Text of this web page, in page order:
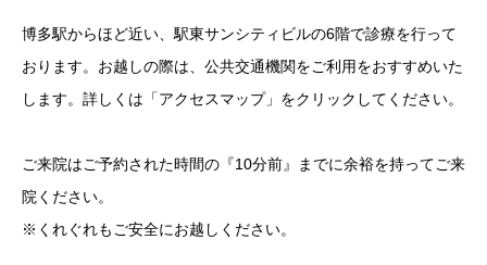
博多駅からほど近い、駅東サンシティビルの6階で診療を行って
おります。お越しの際は、公共交通機関をご利用をおすすめいた
します。詳しくは「アクセスマップ」をクリックしてください。
ご来院はご予約された時間の『10分前』までに余裕を持ってご来
院ください。
※くれぐれもご安全にお越しください。